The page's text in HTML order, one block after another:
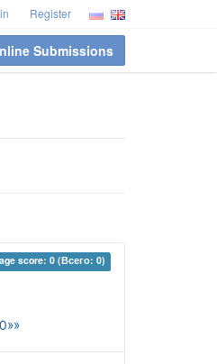
Register
Submissions
score: 0 (Всего: 0)